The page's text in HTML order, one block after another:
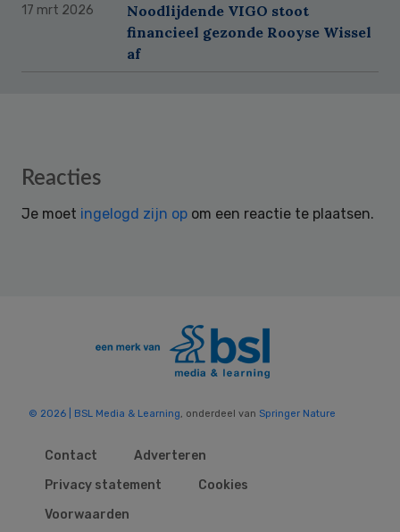
17 mrt 2026
Noodlijdende VIGO stoot
financieel gezonde Rooyse Wissel
af
Reader
Reacties
Je moet ingelogd zijn op om een reactie te plaatsen.
© 2026 | BSL Media & Learning , onderdeel van Springer Nature
Contact
Adverteren
Privacy statement
Cookies
Voorwaarden